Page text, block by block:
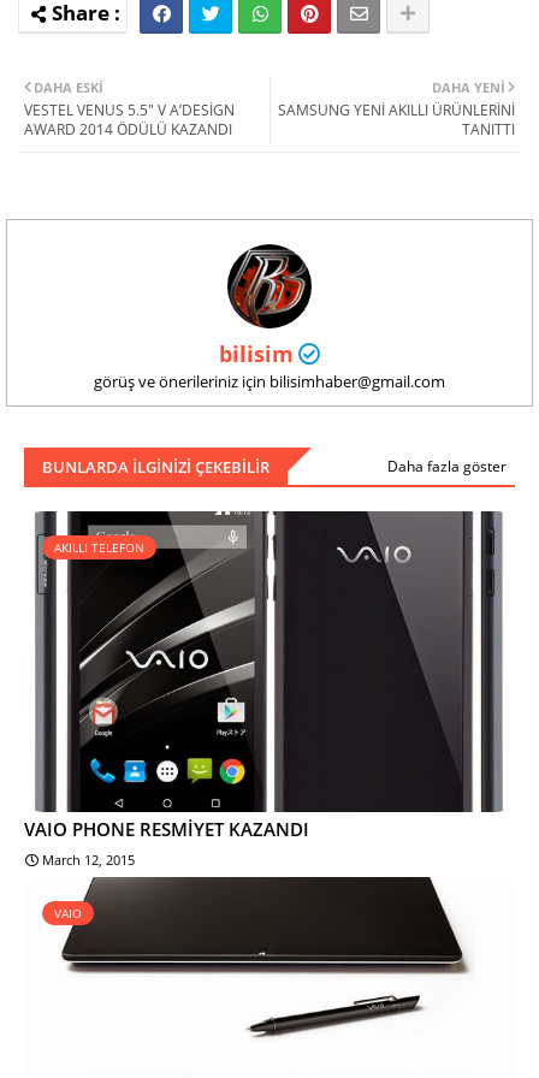
DAHA YENI
SAMSUNG YENİ AKILLI ÜRÜNLERİNİ
TANITTI
DAHA ESKI
VESTEL VENUS 5.5" V A’DESİGN
AWARD 2014 ÖDÜLÜ KAZANDI
bilisim
görüş ve önerileriniz için bilisimhaber@gmail.com
BUNLARDA ILGINIZI ÇEKEBILIR Daha fazla göster
AKILLI TELEFON
VAIO PHONE RESMİYET KAZANDI
March 12, 2015
VAIO